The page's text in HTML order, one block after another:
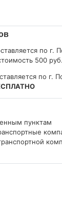
по г.
500 руб.
по г.
пунктам